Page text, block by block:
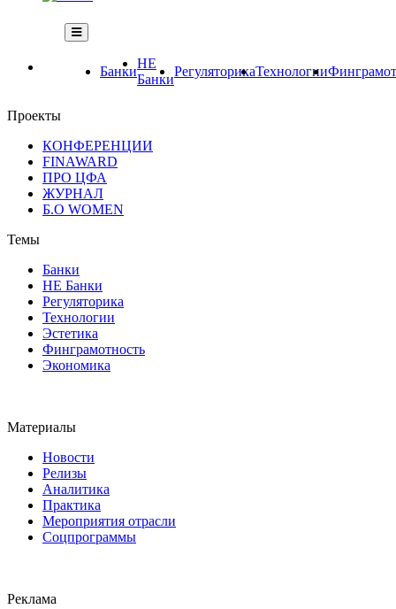
Банки
НЕ
Банки
РегуляторикаТехнологии
Проекты
КОНФЕРЕНЦИИ
FINAWARD
ПРО ЦФА
ЖУРНАЛ
Б.О WOMEN
Темы
Банки
НЕ Банки
Регуляторика
Технологии
Эстетика
Финграмотность
Экономика
Материалы
Новости
Релизы
Аналитика
Практика
Мероприятия отрасли
Соцпрограммы
Реклама